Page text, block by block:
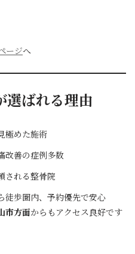
ージへ
選ばれる理由
極めた施術
改善の症例多数
される整骨院
徒歩圏内、予約優先で安心
市方面からもアクセス良好です